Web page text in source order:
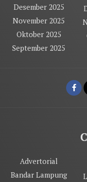
Desember 2025
November 2025
Oktober 2025
September 2025
Advertorial
Bandar Lampung